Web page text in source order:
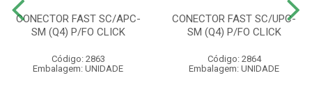
CONECTOR FAST SC/APC-
SM (Q4) P/FO CLICK
Código: 2863
Embalagem: UNIDADE
CONECTOR FAST SC/UPC-
SM (Q4) P/FO CLICK
Código: 2864
Embalagem: UNIDADE